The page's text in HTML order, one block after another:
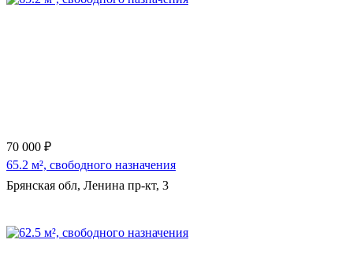
70 000 ₽
65.2 м², свободного назначения
Брянская обл, Ленина пр-кт, 3